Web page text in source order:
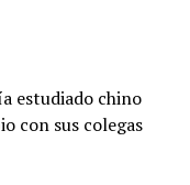
estudiado chino
con sus colegas